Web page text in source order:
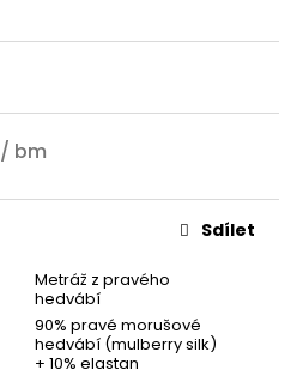
/ bm
Metráž z pravého
hedvábí
90% pravé morušové
hedvábí (mulberry silk)
+ 10% elastan
Sdílet